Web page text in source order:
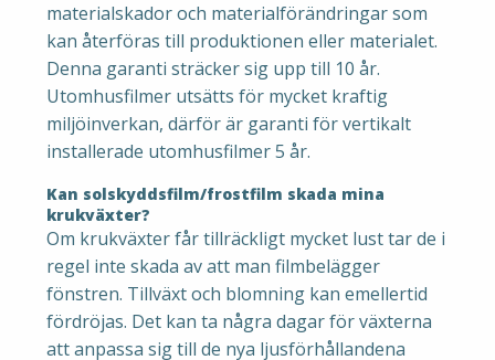
materialskador och materialförändringar som
kan återföras till produktionen eller materialet.
Denna garanti sträcker sig upp till 10 år.
Utomhusfilmer utsätts för mycket kraftig
miljöinverkan, därför är garanti för vertikalt
installerade utomhusfilmer 5 år.
Kan solskyddsfilm/frostfilm skada mina
krukväxter?
Om krukväxter får tillräckligt mycket lust tar de i
regel inte skada av att man filmbelägger
fönstren. Tillväxt och blomning kan emellertid
fördröjas. Det kan ta några dagar för växterna
att anpassa sig till de nya ljusförhållandena